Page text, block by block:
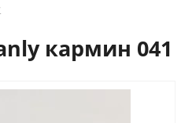
кармин 041